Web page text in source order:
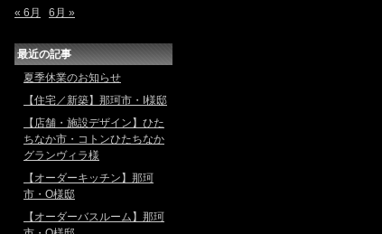
« 6月
6月 »
最近の記事
夏季休業のお知らせ
【住宅／新築】那珂市・I様邸
【店舗・施設デザイン】ひた
ちなか市・コトンひたちなか
グランヴィラ様
【オーダーキッチン】那珂
市・O様邸
【オーダーバスルーム】那珂